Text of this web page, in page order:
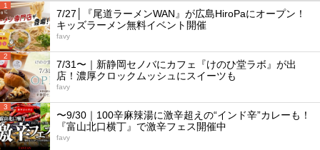
1
7/27│『尾道ラーメンWAN』が広島HiroPaにオープン！
キッズラーメン無料イベント開催
favy
2
7/31〜｜新静岡セノバにカフェ『けのひ堂ラボ』が出
店！濃厚クロックムッシュにスイーツも
favy
3
〜9/30｜100辛麻辣湯に激辛超えの“インド辛”カレーも！
『富山北口横丁』で激辛フェス開催中
favy